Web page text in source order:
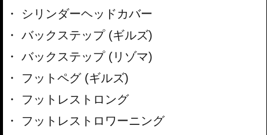
シリンダーヘッドカバー
バックステップ (ギルズ)
バックステップ (リゾマ)
フットペグ (ギルズ)
フットレストロング
フットレストロワーニング